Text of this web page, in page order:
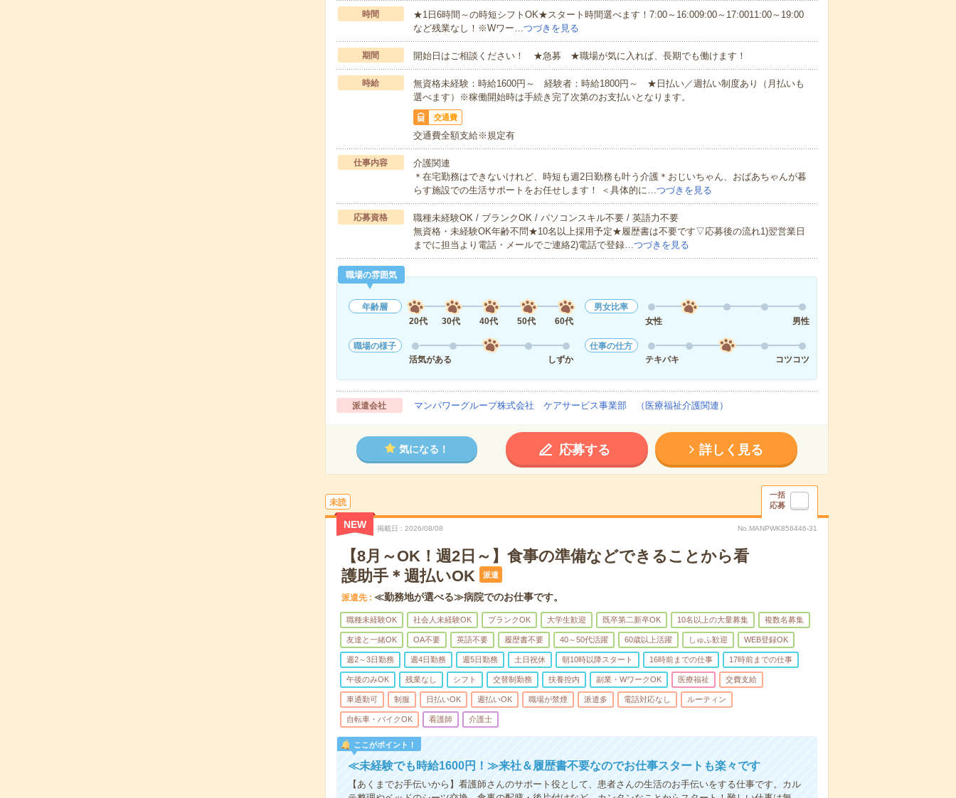
時間
★1日6時間～の時短シフトOK★スタート時間選べます！7:00～16:009:00～17:0011:00～19:00
など残業なし！※Wワー…つづきを見る
期間 開始日はご相談ください！ ★急募 ★職場が気に入れば、長期でも働けます！
時給
無資格未経験：時給1600円～ 経験者：時給1800円～ ★日払い／週払い制度あり（月払いも
選べます）※稼働開始時は手続き完了次第のお支払いとなります。
交通費
交通費全額支給※規定有
仕事内容
介護関連
＊在宅勤務はできないけれど、時短も週2日勤務も叶う介護＊おじいちゃん、おばあちゃんが暮
らす施設での生活サポートをお任せします！ ＜具体的に…つづきを見る
応募資格
職種未経験OK / ブランクOK / パソコンスキル不要 / 英語力不要
無資格・未経験OK年齢不問★10名以上採用予定★履歴書は不要です▽応募後の流れ1)翌営業日
までに担当より電話・メールでご連絡2)電話で登録…つづきを見る
職場の雰囲気
年齢層
20代
30代 40代 50代 60代
男女比率
女性
男性
職場の様子
活気がある
しずか
仕事の仕方
テキパキ
コツコツ
派遣会社 マンパワーグループ株式会社 ケアサービス事業部 （医療福祉介護関連）
気になる！ 応募する 詳しく見る
未読
一括
応募
NEW 掲載日 2026/08/08 No.MANPWK856446-31
【8月～OK！週2日～】食事の準備などできることから看
護助手＊週払いOK
派遣
派遣先 ≪勤務地が選べる≫病院でのお仕事です。
職種未経験OK 社会人未経験OK ブランクOK 大学生歓迎 既卒第二新卒OK 10名以上の大量募集 複数名募集
友達と一緒OK OA不要 英語不要 履歴書不要 40～50代活躍 60歳以上活躍 しゅふ歓迎 WEB登録OK
週2～3日勤務 週4日勤務 週5日勤務 土日祝休 朝10時以降スタート 16時前までの仕事 17時前までの仕事
午後のみOK 残業なし シフト 交替制勤務 扶養控内 副業・WワークOK 医療福祉 交費支給
車通勤可 制服 日払いOK 週払いOK 職場が禁煙 派遣多 電話対応なし ルーティン
自転車・バイクOK 看護師 介護士
ここがポイント！
≪未経験でも時給1600円！≫来社＆履歴書不要なのでお仕事スタートも楽々です
【あくまでお手伝いから】看護師さんのサポート役として、患者さんの生活のお手伝いをする仕事です。カル